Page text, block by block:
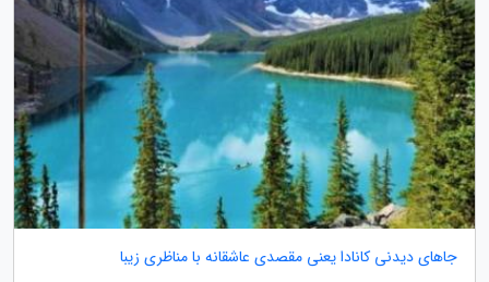
جاهای دیدنی کانادا یعنی مقصدی عاشقانه با مناظری زیبا